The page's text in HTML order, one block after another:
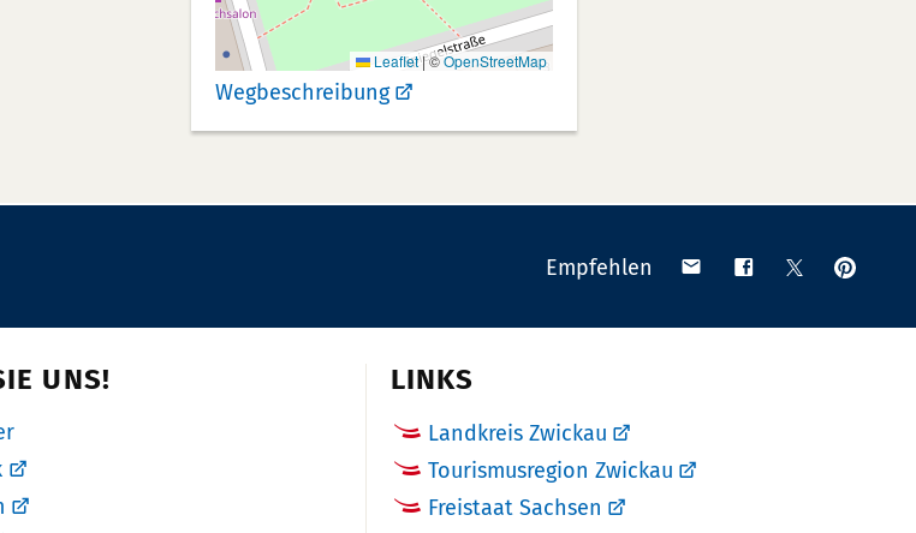
m
m
e
r:
Leaflet|©OpenStreetMap
Wegbeschreibung
Empfehlen
Teilen Teilen Teilen
UNS! LINKS
Landkreis Zwickau
Tourismusregion Zwickau
Freistaat Sachsen